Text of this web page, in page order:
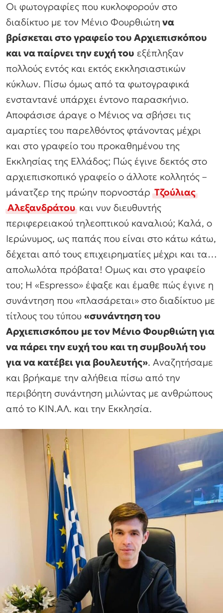
Οι φωτογραφίες που κυκλοφορούν στο
διαδίκτυο με τον Μένιο Φουρθιώτη να
βρίσκεται στο γραφείο του Αρχιεπισκόπου
και να παίρνει την ευχή του εξέπληξαν
πολλούς εντός και εκτός εκκλησιαστικών
κύκλων. Πίσω όμως από τα φωτογραφικά
ενσταντανέ υπάρχει έντονο παρασκήνιο.
Αποφάσισε άραγε ο Μένιος να σβήσει τις
αμαρτίες του παρελθόντος φτάνοντας μέχρι
και στο γραφείο του προκαθημένου της
Εκκλησίας της Ελλάδος; Πώς έγινε δεκτός στο
αρχιεπισκοπικό γραφείο ο άλλοτε κολλητός –
μάνατζερ της πρώην πορνοστάρΤζούλιας
Αλεξανδράτουκαι νυν διευθυντής
περιφερειακού τηλεοπτικού καναλιού; Καλά, ο
Ιερώνυμος, ως παπάς που είναι στο κάτω κάτω,
δέχεται από τους επιχειρηματίες μέχρι και τα…
απολωλότα πρόβατα! Ομως και στο γραφείο
του; Η «Espresso» έψαξε και έμαθε πώς έγινε η
συνάντηση που «πλασάρεται» στο διαδίκτυο με
τίτλους του τύπου «συνάντηση του
Αρχιεπισκόπου με τον Μένιο Φουρθιώτη για
να πάρει την ευχή του και τη συμβουλή του
για να κατέβει για βουλευτής». Αναζητήσαμε
και βρήκαμε την αλήθεια πίσω από την
περιβόητη συνάντηση μιλώντας με ανθρώπους
από το ΚΙΝ.ΑΛ. και την Εκκλησία.